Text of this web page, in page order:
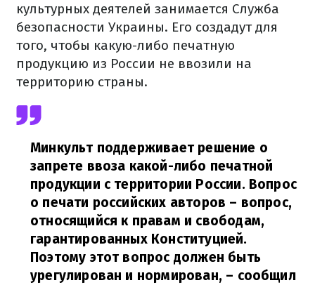
культурных деятелей занимается Служба
безопасности Украины. Его создадут для
того, чтобы какую-либо печатную
продукцию из России не ввозили на
территорию страны.
Минкульт поддерживает решение о
запрете ввоза какой-либо печатной
продукции с территории России. Вопрос
о печати российских авторов – вопрос,
относящийся к правам и свободам,
гарантированных Конституцией.
Поэтому этот вопрос должен быть
урегулирован и нормирован, – сообщил